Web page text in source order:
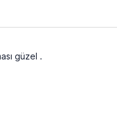
güzel .